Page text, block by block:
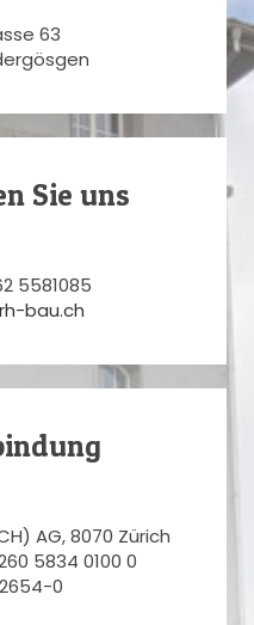
63
Sie uns
5581085
bau.ch
AG, 8070 Zürich
5834 0100 0
0